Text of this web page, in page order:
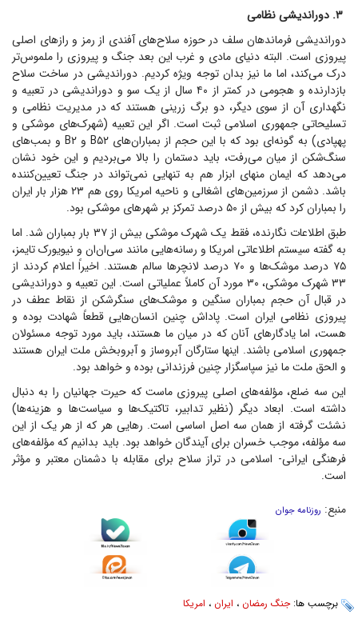
دوراندیشی فرماندهان سلف در حوزه سلاح‌های آفندی از رمز و راز‌های اصلی
پیروزی است. البته دنیای مادی و غرب این بعد جنگ و پیروزی را ملموس‌تر
درک می‌کند، اما ما نیز بدان توجه ویژه کردیم. دوراندیشی در ساخت سلاح
بازدارنده و هجومی در کمتر از ۴۰ سال از یک سو و دوراندیشی در تعبیه و
نگهداری آن از سوی دیگر، دو برگ زرینی هستند که در مدیریت نظامی و
تسلیحاتی جمهوری اسلامی ثبت است. اگر این تعبیه (شهرک‌های موشکی و
پهپادی) به گونه‌ای بود که با این حجم از بمباران‌های B۵۲ و B۲ و بمب‌های
سنگ‌شکن از میان می‌رفت، باید دستمان را بالا می‌بردیم و این خود نشان
می‌دهد که ایمان منهای ابزار هم به تنهایی نمی‌تواند در جنگ تعیین‌کننده
باشد. دشمن از سرزمین‌های اشغالی و ناحیه امریکا روی هم ۲۳ هزار بار ایران
را بمباران کرد که بیش از ۵۰ درصد تمرکز بر شهر‌های موشکی بود.
طبق اطلاعات نگارنده، فقط یک شهرک موشکی بیش از ۳۷ بار بمباران شد. اما
به گفته سیستم اطلاعاتی امریکا و رسانه‌هایی مانند سی‌ان‌ان و نیویورک تایمز،
۷۵ درصد موشک‌ها و ۷۰ درصد لانچر‌ها سالم هستند. اخیراً اعلام کردند از
۳۳ شهرک موشکی، ۳۰ مورد آن کاملاً عملیاتی است. این تعبیه و دوراندیشی
در قبال آن حجم بمباران سنگین و موشک‌های سنگرشکن از نقاط عطف در
پیروزی نظامی ایران است. پاداش چنین انسان‌هایی قطعاً شهادت بوده و
هست، اما یادگار‌های آنان که در میان ما هستند، باید مورد توجه مسئولان
جمهوری اسلامی باشند. اینها ستارگان آبروساز و آبروبخش ملت ایران هستند
و الحق ملت ما نیز سپاسگزار چنین فرزندانی بوده و خواهد بود.
این سه ضلع، مؤلفه‌های اصلی پیروزی ماست که حیرت جهانیان را به دنبال
داشته است. ابعاد دیگر (نظیر تدابیر، تاکتیک‌ها و سیاست‌ها و هزینه‌ها)
نشئت گرفته از همان سه اصل اساسی است. رهایی هر که از هر یک از این
سه مؤلفه، موجب خسران برای آیندگان خواهد بود. باید بدانیم که مؤلفه‌های
فرهنگی ایرانی- اسلامی در تراز سلاح برای مقابله با دشمنان معتبر و مؤثر
است.
منبع: روزنامه جوان
برچسب ها:جنگ رمضان ، ایران ، امریکا